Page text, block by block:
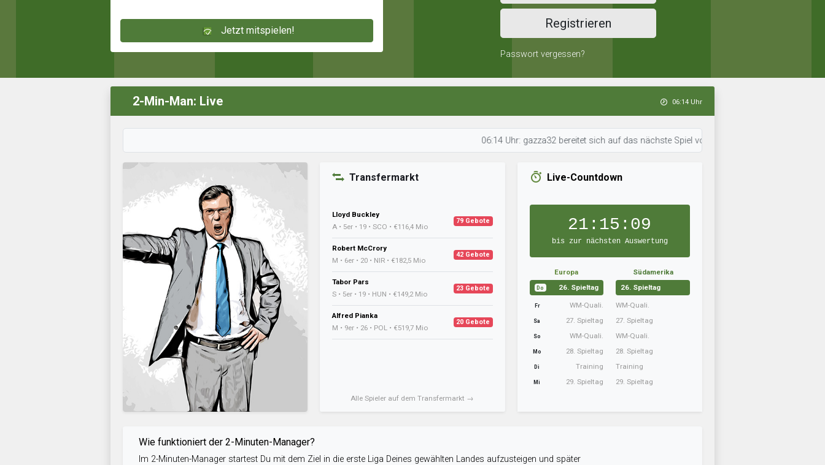
Jetzt mitspielen! Registrieren
Passwort vergessen?
2-Min-Man: Live 06:14 Uhr
06:14 Uhr: gazza32 bereitet sich auf das nächste Spiel vor. • 06:14 Uhr: BSV Primo dent
Transfermarkt
Lloyd Buckley
A • 5er • 19 • SCO • €116,4 Mio
79 Gebote
Robert McCrory
M • 6er • 20 • NIR • €182,5 Mio
42 Gebote
Tabor Pars
S • 5er • 19 • HUN • €149,2 Mio
23 Gebote
Alfred Pianka
M • 9er • 26 • POL • €519,7 Mio
20 Gebote
Alle Spieler auf dem Transfermarkt →
Live-Countdown
21:15:08
bis zur nächsten Auswertung
Europa
Do 26. Spieltag
Fr WM-Quali.
Sa 27. Spieltag
So WM-Quali.
Mo 28. Spieltag
Di Training
Mi 29. Spieltag
Südamerika
26. Spieltag
WM-Quali.
27. Spieltag
WM-Quali.
28. Spieltag
Training
29. Spieltag
Wie funktioniert der 2-Minuten-Manager?
Im 2-Minuten-Manager startest Du mit dem Ziel in die erste Liga Deines gewählten Landes aufzusteigen und später